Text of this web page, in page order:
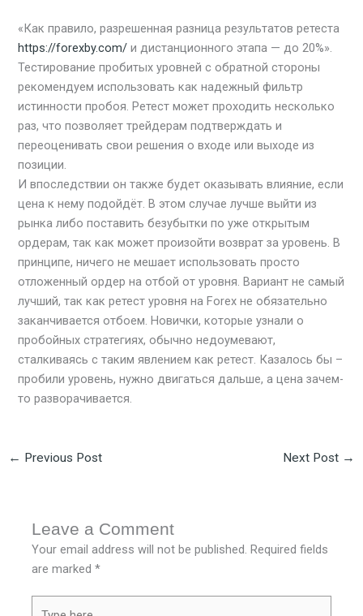
«Как правило, разрешенная разница результатов ретеста
https://forexby.com/ и дистанционного этапа — до 20%».
Тестирование пробитых уровней с обратной стороны
рекомендуем использовать как надежный фильтр
истинности пробоя. Ретест может проходить несколько
раз, что позволяет трейдерам подтверждать и
переоценивать свои решения о входе или выходе из
позиции.
И впоследствии он также будет оказывать влияние, если
цена к нему подойдёт. В этом случае лучше выйти из
рынка либо поставить безубытки по уже открытым
ордерам, так как может произойти возврат за уровень. В
принципе, ничего не мешает использовать просто
отложенный ордер на отбой от уровня. Вариант не самый
лучший, так как ретест уровня на Forex не обязательно
заканчивается отбоем. Новички, которые узнали о
пробойных стратегиях, обычно недоумевают,
сталкиваясь с таким явлением как ретест. Казалось бы –
пробили уровень, нужно двигаться дальше, а цена зачем-
то разворачивается.
← Previous Post Next Post →
Leave a Comment
Your email address will not be published. Required fields
are marked*